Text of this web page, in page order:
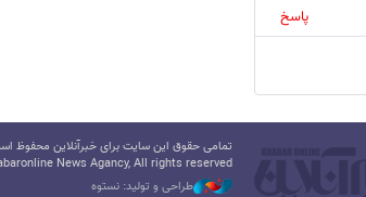
پاسخ
تمامی حقوق این سایت برای خبرآنلاین محفوظ
News Agancy, All rights reserved
طراحی و تولید: نستوه